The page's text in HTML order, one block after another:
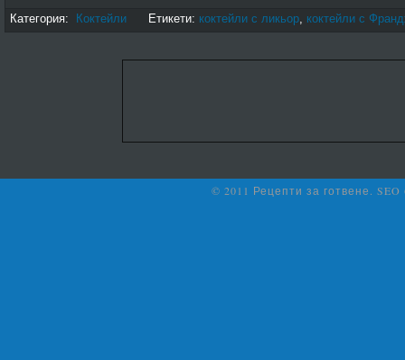
Категория:
Коктейли Етикети: коктейли с ликьор, коктейли с
© 2011 Рецепти за готвене.